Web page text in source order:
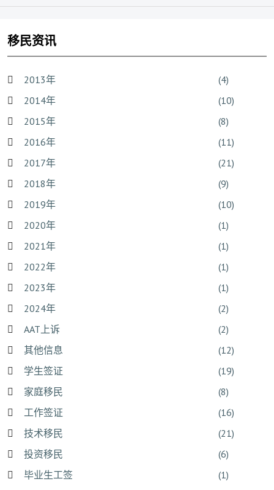
移民资讯
2013年
(4)
2014年
(10)
2015年
(8)
2016年
(11)
2017年
(21)
2018年
(9)
2019年
(10)
2020年
(1)
2021年
(1)
2022年
(1)
2023年
(1)
2024年
(2)
AAT上诉
(2)
其他信息
(12)
学生签证
(19)
家庭移民
(8)
工作签证
(16)
技术移民
(21)
投资移民
(6)
毕业生工签
(1)